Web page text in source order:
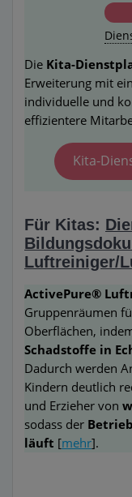
Die Kita-
Erweiterung mit
individuelle und
effizientere
Kita-
Für Kitas:
Luftreiniger/
ActivePure®
Gruppenräumen
Oberflächen,
Schadstoffe in
Dadurch werden
Kindern deutlich
und Erzieher von
sodass der
läuft [mehr].